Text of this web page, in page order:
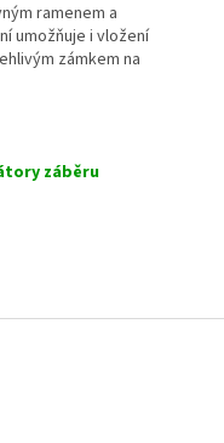
ramenem a
umožňuje i vložení
zámkem na
záběru